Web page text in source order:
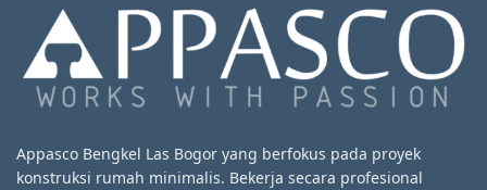
Appasco Bengkel Las Bogor yang berfokus pada proyek
konstruksi rumah minimalis. Bekerja secara profesional